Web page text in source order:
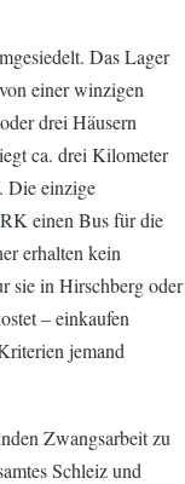
Das Lager
einer winzigen
drei Häusern
ca. drei Kilometer
Die einzige
einen Bus für die
erhalten kein
sie in Hirschberg oder
– einkaufen
jemand
Zwangsarbeit zu
Schleiz und